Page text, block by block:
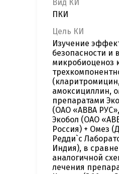
Вид КИ
ПКИ
Цель КИ
Изучение
безопасности и
микробиоценоз
амоксициллин,
препаратами
(ОАО «АВВА
Экобол (ОАО
Россия) + Омез
Редди`с
Индия), в
аналогичной
лечения